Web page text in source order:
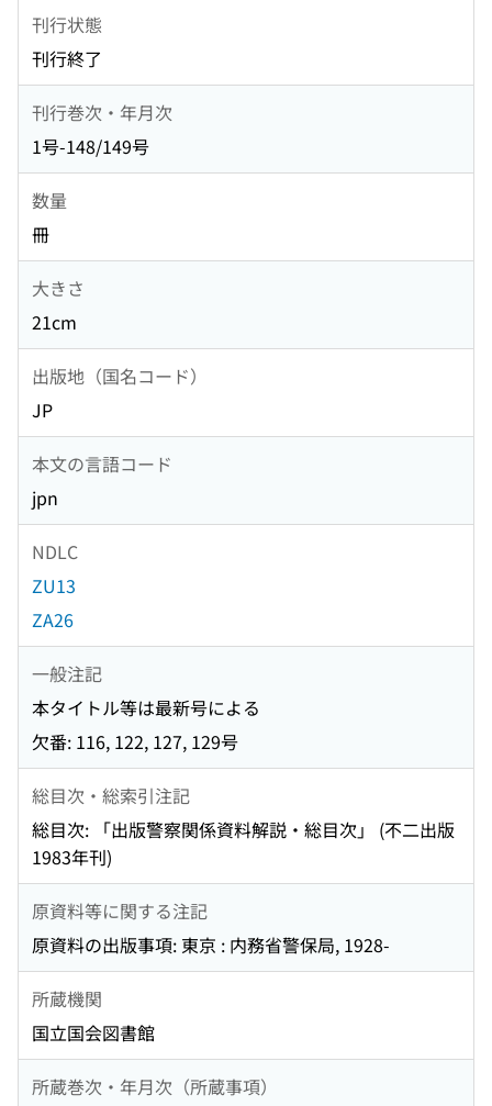
刊行状態
刊行終了
刊行巻次・年月次
1号-148/149号
数量
冊
大きさ
21cm
出版地（国名コード）
JP
本文の言語コード
jpn
NDLC
ZU13
ZA26
一般注記
本タイトル等は最新号による
欠番: 116, 122, 127, 129号
総目次・総索引注記
総目次: 「出版警察関係資料解説・総目次」 (不二出版
1983年刊)
原資料等に関する注記
原資料の出版事項: 東京 : 内務省警保局, 1928-
所蔵機関
国立国会図書館
所蔵巻次・年月次（所蔵事項）